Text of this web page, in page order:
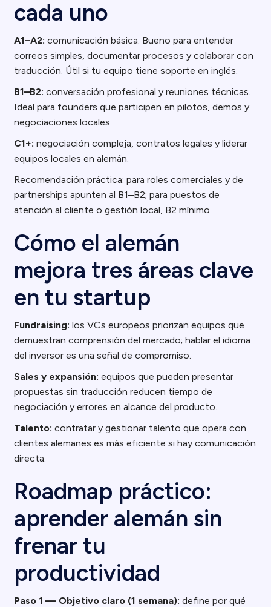
cada uno
A1–A2: comunicación básica. Bueno para entender
correos simples, documentar procesos y colaborar con
traducción. Útil si tu equipo tiene soporte en inglés.
B1–B2: conversación profesional y reuniones técnicas.
Ideal para founders que participen en pilotos, demos y
negociaciones locales.
C1+: negociación compleja, contratos legales y liderar
equipos locales en alemán.
Recomendación práctica: para roles comerciales y de
partnerships apunten al B1–B2; para puestos de
atención al cliente o gestión local, B2 mínimo.
Cómo el alemán
mejora tres áreas clave
en tu startup
Fundraising: los VCs europeos priorizan equipos que
demuestran comprensión del mercado; hablar el idioma
del inversor es una señal de compromiso.
Sales y expansión: equipos que pueden presentar
propuestas sin traducción reducen tiempo de
negociación y errores en alcance del producto.
Talento: contratar y gestionar talento que opera con
clientes alemanes es más eficiente si hay comunicación
directa.
Roadmap práctico:
aprender alemán sin
frenar tu
productividad
Paso 1 — Objetivo claro (1 semana): define por qué